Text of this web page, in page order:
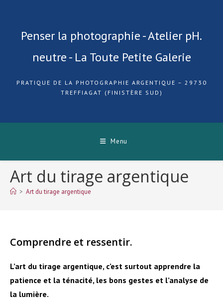
Penser la photographie - Atelier pH.
neutre - La Toute Petite Galerie
PRATIQUE DE LA PHOTOGRAPHIE ARGENTIQUE – 29730
TREFFIAGAT (FINISTÈRE SUD)
Menu
Art du tirage argentique
> Art du tirage argentique
Comprendre et ressentir.
L’art du tirage argentique, c’est surtout apprendre la
patience et la ténacité, les bons gestes et l’analyse de
la lumière.